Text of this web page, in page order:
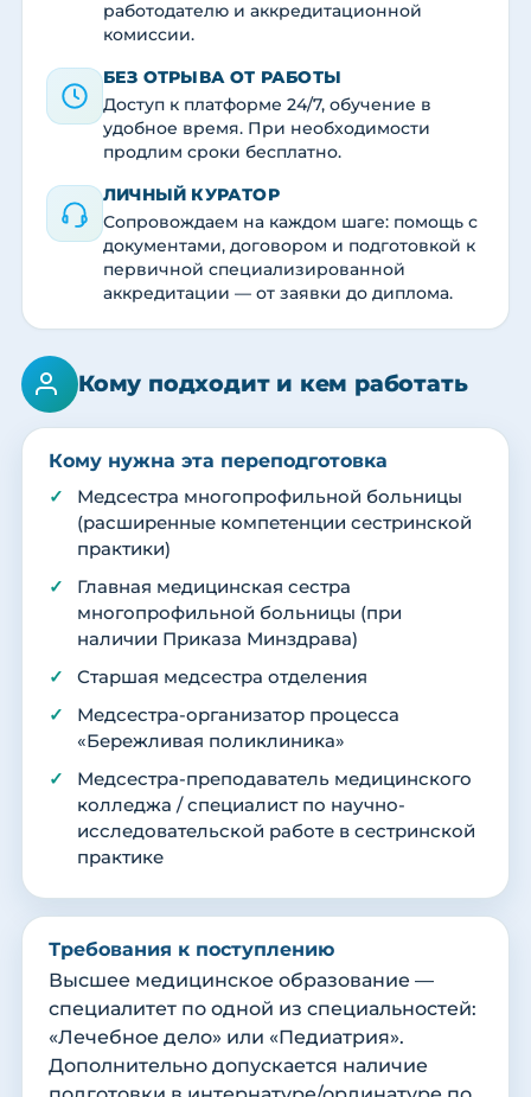
работодателю и аккредитационной
комиссии.
БЕЗ ОТРЫВА ОТ РАБОТЫ
Доступ к платформе 24/7, обучение в
удобное время. При необходимости
продлим сроки бесплатно.
ЛИЧНЫЙ КУРАТОР
Сопровождаем на каждом шаге: помощь с
документами, договором и подготовкой к
первичной специализированной
аккредитации — от заявки до диплома.
Кому подходит и кем работать
Кому нужна эта переподготовка
Медсестра многопрофильной больницы
(расширенные компетенции сестринской
практики)
Главная медицинская сестра
многопрофильной больницы (при
наличии Приказа Минздрава)
Старшая медсестра отделения
Медсестра-организатор процесса
«Бережливая поликлиника»
Медсестра-преподаватель медицинского
колледжа / специалист по научно-
исследовательской работе в сестринской
практике
Требования к поступлению
Высшее медицинское образование —
специалитет по одной из специальностей:
«Лечебное дело» или «Педиатрия».
Дополнительно допускается наличие